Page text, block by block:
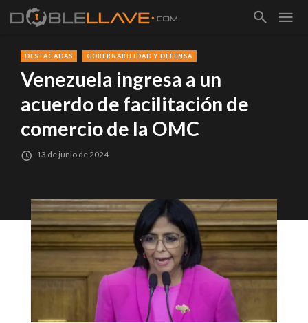
DESTACADAS GOBERNABILIDAD Y DEFENSA
Venezuela ingresa a un
acuerdo de facilitación de
comercio de la OMC
13 de junio de 2024